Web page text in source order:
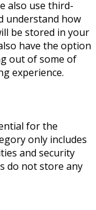
also use third-
understand how
be stored in your
have the option
out of some of
experience.
for the
only includes
and security
do not store any